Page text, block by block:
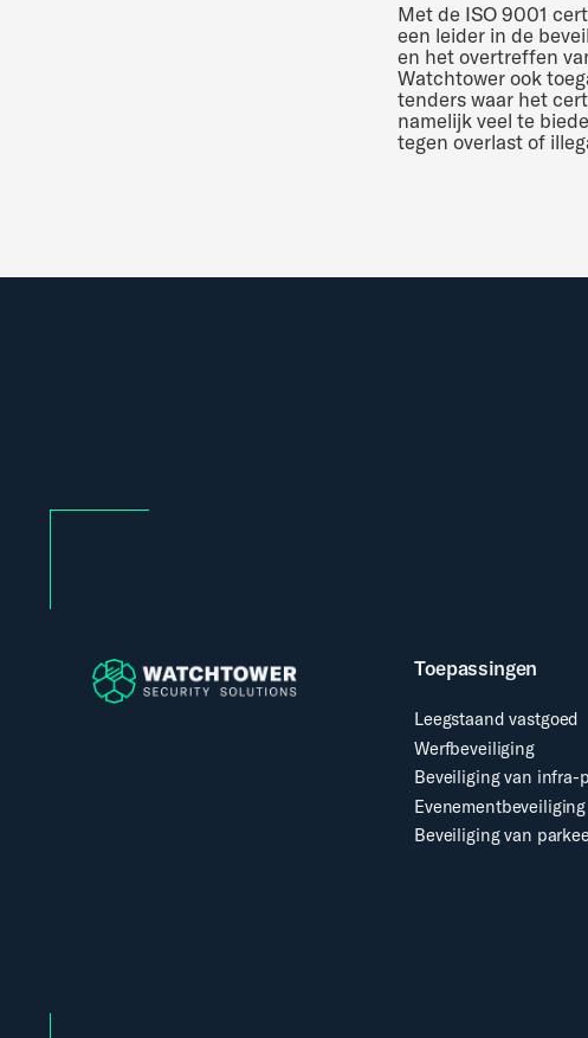
Met de ISO 9001
een leider in de
en het overtreffen
Watchtower ook
tenders waar het
namelijk veel te
tegen overlast of
Toepassingen
Leegstaand vastgoed
Werfbeveiliging
Beveiliging van infra-
Evenementbeveiliging
Beveiliging van